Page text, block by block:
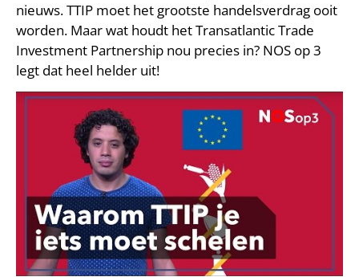
nieuws. TTIP moet het grootste handelsverdrag ooit
worden. Maar wat houdt het Transatlantic Trade
Investment Partnership nou precies in? NOS op 3
legt dat heel helder uit!